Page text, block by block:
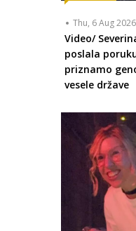
Thu, 6 Aug
Video/
poslala
priznamo
vesele države